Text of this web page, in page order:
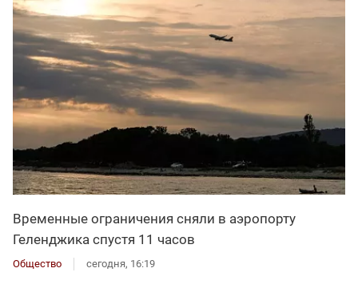
Временные ограничения сняли в аэропорту
Геленджика спустя 11 часов
Общество сегодня, 16:19